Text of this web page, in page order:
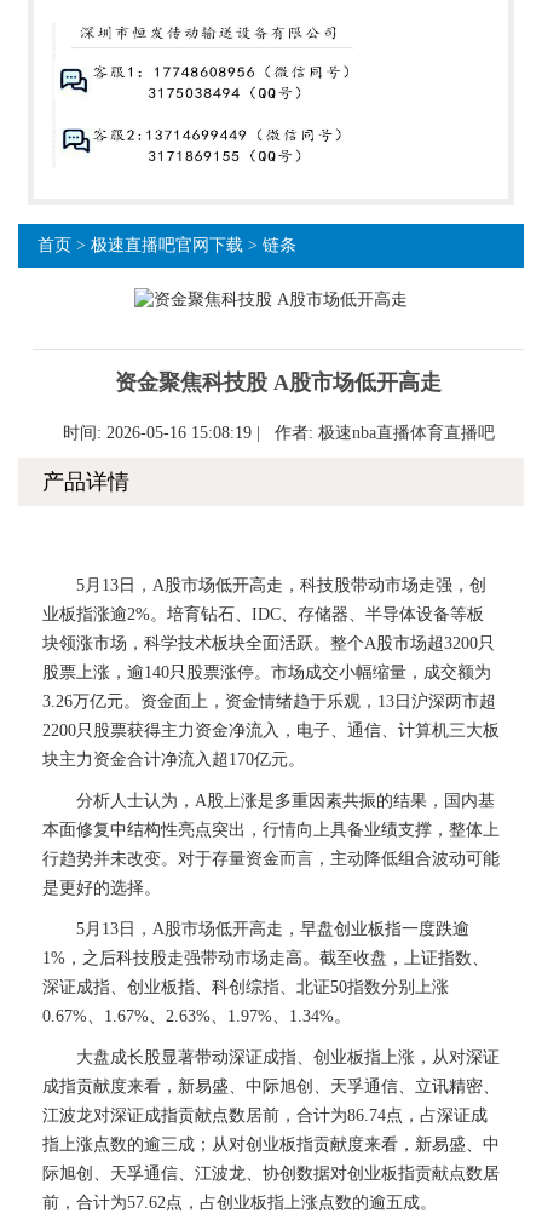
首页 > 极速直播吧官网下载 > 链条
资金聚焦科技股 A股市场低开高走
时间: 2026-05-16 15:08:19 | 作者: 极速nba直播体育直播吧
产品详情
5月13日，A股市场低开高走，科技股带动市场走强，创
业板指涨逾2%。培育钻石、IDC、存储器、半导体设备等板
块领涨市场，科学技术板块全面活跃。整个A股市场超3200只
股票上涨，逾140只股票涨停。市场成交小幅缩量，成交额为
3.26万亿元。资金面上，资金情绪趋于乐观，13日沪深两市超
2200只股票获得主力资金净流入，电子、通信、计算机三大板
块主力资金合计净流入超170亿元。
分析人士认为，A股上涨是多重因素共振的结果，国内基
本面修复中结构性亮点突出，行情向上具备业绩支撑，整体上
行趋势并未改变。对于存量资金而言，主动降低组合波动可能
是更好的选择。
5月13日，A股市场低开高走，早盘创业板指一度跌逾
1%，之后科技股走强带动市场走高。截至收盘，上证指数、
深证成指、创业板指、科创综指、北证50指数分别上涨
0.67%、1.67%、2.63%、1.97%、1.34%。
大盘成长股显著带动深证成指、创业板指上涨，从对深证
成指贡献度来看，新易盛、中际旭创、天孚通信、立讯精密、
江波龙对深证成指贡献点数居前，合计为86.74点，占深证成
指上涨点数的逾三成；从对创业板指贡献度来看，新易盛、中
际旭创、天孚通信、江波龙、协创数据对创业板指贡献点数居
前，合计为57.62点，占创业板指上涨点数的逾五成。